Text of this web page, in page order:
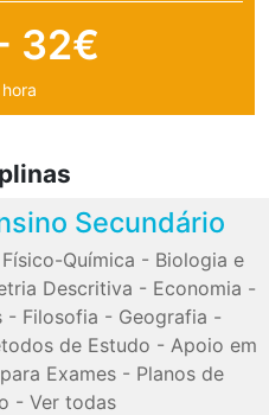
32€
Secundário
Físico-Química - Biologia e
Descritiva - Economia -
- Filosofia - Geografia -
de Estudo - Apoio em
Exames - Planos de
- Ver todas